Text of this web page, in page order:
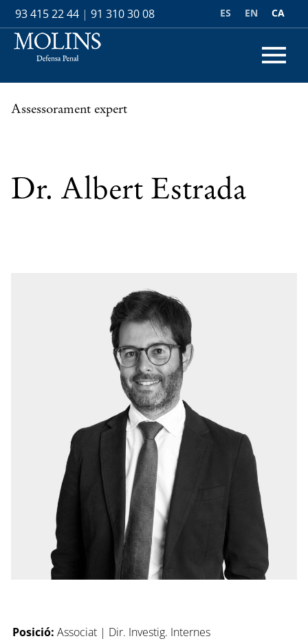
93 415 22 44 | 91 310 30 08 CA
EN
ES
Assessorament expert
Dr. Albert Estrada
Posició: Associat | Dir. Investig. Internes